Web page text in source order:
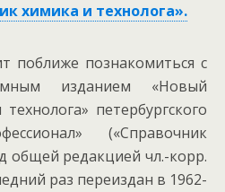
химика и технолога».
поближе познакомиться с
изданием «Новый
петербургского
(«Справочник
общей редакцией чл.-корр.
раз переиздан в 1962-